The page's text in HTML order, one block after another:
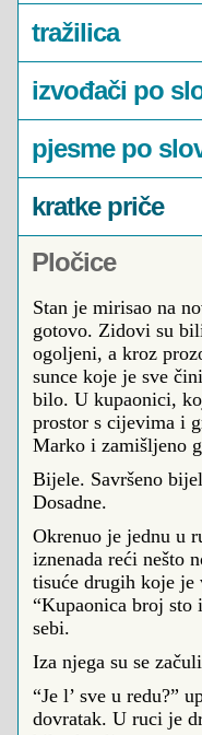
tražilica
izvođači po
pjesme po
kratke priče
Pločice
Stan je mirisao na
gotovo. Zidovi su
ogoljeni, a kroz
sunce koje je sve
bilo. U kupaonici,
prostor s cijevima i
Marko i zamišljeno
Bijele. Savršeno
Dosadne.
Okrenuo je jednu u
iznenada reći nešto
tisuće drugih koje je
“Kupaonica broj sto
sebi.
Iza njega su se
“Je l’ sve u redu?”
dovratak. U ruci je